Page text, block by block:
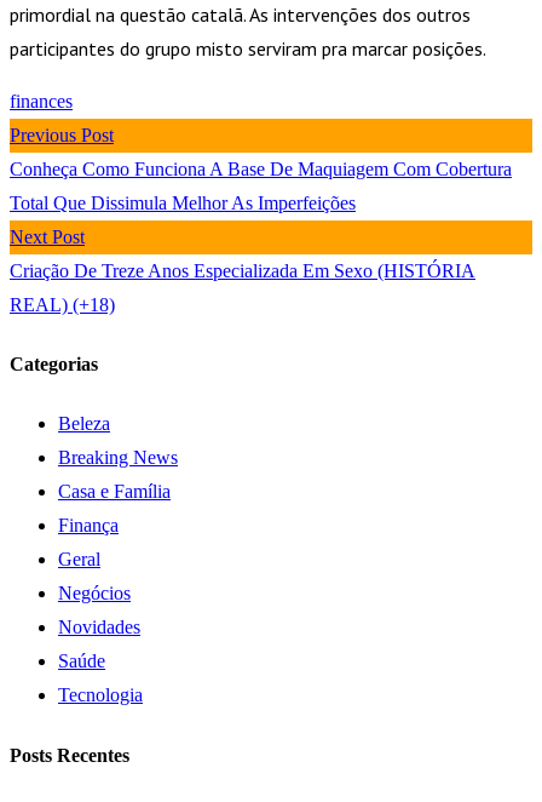
primordial na questão catalã. As intervenções dos outros
participantes do grupo misto serviram pra marcar posições.
finances
Previous Post
Conheça Como Funciona A Base De Maquiagem Com Cobertura
Total Que Dissimula Melhor As Imperfeições
Next Post
Criação De Treze Anos Especializada Em Sexo (HISTÓRIA
REAL) (+18)
Categorias
Beleza
Breaking News
Casa e Família
Finança
Geral
Negócios
Novidades
Saúde
Tecnologia
Posts Recentes